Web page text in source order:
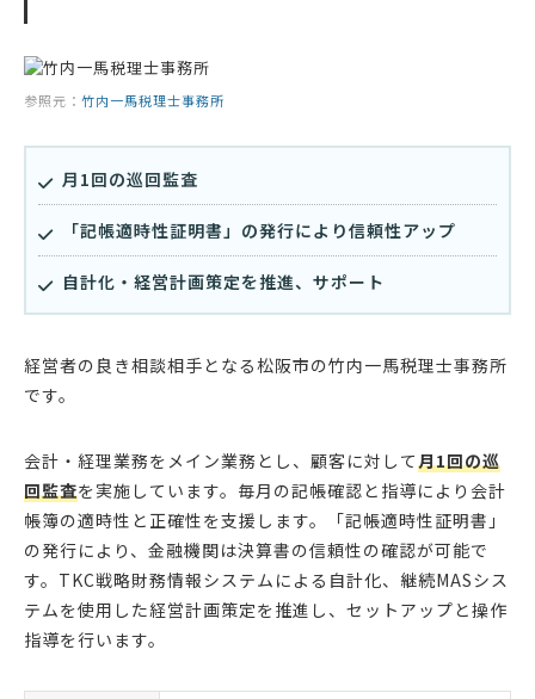
参照元： 竹内一馬税理士事務所
月1回の巡回監査
「記帳適時性証明書」の発行により信頼性アップ
自計化・経営計画策定を推進、サポート
経営者の良き相談相手となる松阪市の竹内一馬税理士事務所
です。
会計・経理業務をメイン業務とし、顧客に対して月1回の巡
回監査を実施しています。毎月の記帳確認と指導により会計
帳簿の適時性と正確性を支援します。「記帳適時性証明書」
の発行により、金融機関は決算書の信頼性の確認が可能で
す。TKC戦略財務情報システムによる自計化、継続MASシス
テムを使用した経営計画策定を推進し、セットアップと操作
指導を行います。